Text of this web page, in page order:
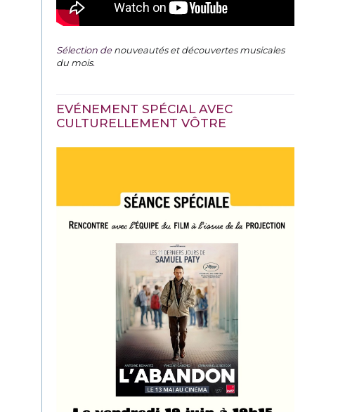
Sélection denouveautés et découvertes musicales
du mois.
EVÉNEMENT SPÉCIAL AVEC
CULTURELLEMENT VÔTRE